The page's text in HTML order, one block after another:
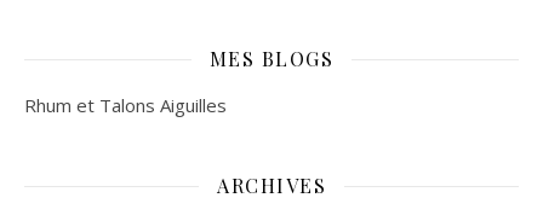
MES BLOGS
Rhum et Talons Aiguilles
ARCHIVES